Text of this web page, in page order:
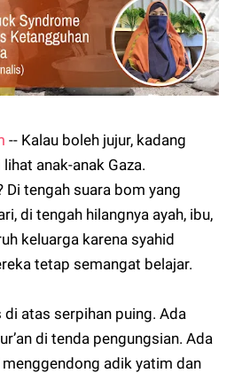
-- Kalau boleh jujur, kadang
anak-anak Gaza.
Di tengah suara bom yang
di tengah hilangnya ayah, ibu,
keluarga karena syahid
tetap semangat belajar.
di atas serpihan puing. Ada
di tenda pengungsian. Ada
adik yatim dan